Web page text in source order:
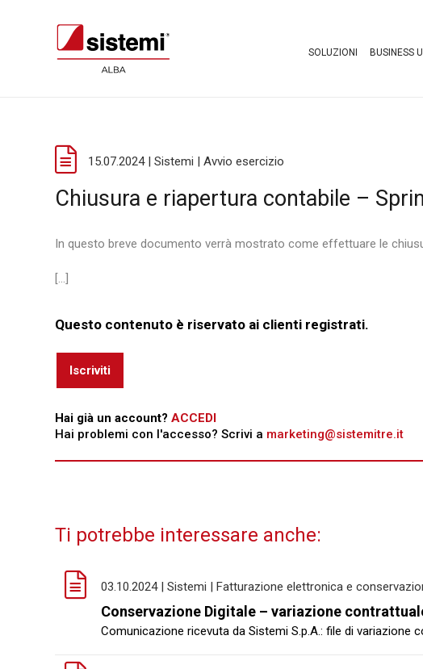
SOLUZIONI BUSINESS
15.07.2024 | Sistemi | Avvio esercizio
Chiusura e riapertura contabile –
In questo breve documento verrà mostrato come effettuare le
[...]
Questo contenuto è riservato ai clienti registrati.
Iscriviti
Hai già un account? ACCEDI
Hai problemi con l'accesso? Scrivi a marketing@sistemitre.it
Ti potrebbe interessare anche:
03.10.2024 | Sistemi | Fatturazione elettronica e
Conservazione Digitale – variazione
Comunicazione ricevuta da Sistemi S.p.A.: file di variazione